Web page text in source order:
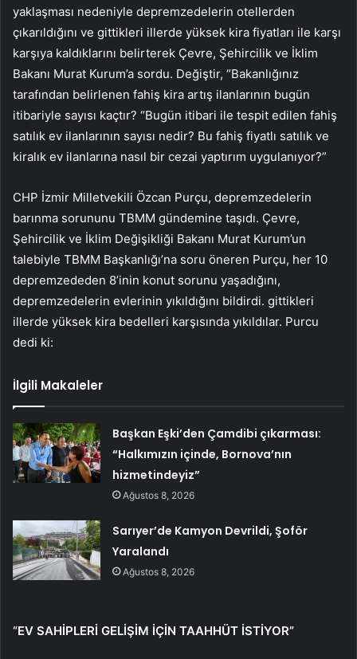
yaklaşması nedeniyle depremzedelerin otellerden
çıkarıldığını ve gittikleri illerde yüksek kira fiyatları ile karşı
karşıya kaldıklarını belirterek Çevre, Şehircilik ve İklim
Bakanı Murat Kurum’a sordu. Değiştir, “Bakanlığınız
tarafından belirlenen fahiş kira artış ilanlarının bugün
itibariyle sayısı kaçtır? “Bugün itibari ile tespit edilen fahiş
satılık ev ilanlarının sayısı nedir? Bu fahiş fiyatlı satılık ve
kiralık ev ilanlarına nasıl bir cezai yaptırım uygulanıyor?”
CHP İzmir Milletvekili Özcan Purçu, depremzedelerin
barınma sorununu TBMM gündemine taşıdı. Çevre,
Şehircilik ve İklim Değişikliği Bakanı Murat Kurum’un
talebiyle TBMM Başkanlığı’na soru öneren Purçu, her 10
depremzededen 8’inin konut sorunu yaşadığını,
depremzedelerin evlerinin yıkıldığını bildirdi. gittikleri
illerde yüksek kira bedelleri karşısında yıkıldılar. Purcu
dedi ki:
İlgili Makaleler
Başkan Eşki’den Çamdibi çıkarması:
“Halkımızın içinde, Bornova’nın
hizmetindeyiz”
Ağustos 8, 2026
Sarıyer’de Kamyon Devrildi, Şoför
Yaralandı
Ağustos 8, 2026
“EV SAHİPLERİ GELİŞİM İÇİN TAAHHÜT İSTİYOR”